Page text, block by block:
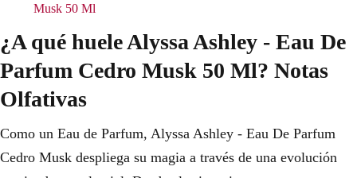
Musk 50 Ml
¿A qué huele Alyssa Ashley - Eau De
Parfum Cedro Musk 50 Ml? Notas
Olfativas
Como un Eau de Parfum, Alyssa Ashley - Eau De Parfum
Cedro Musk despliega su magia a través de una evolución